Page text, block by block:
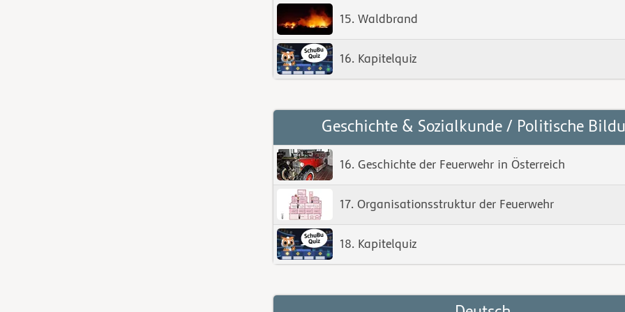
15. Waldbrand
16. Kapitelquiz
Geschichte & Sozialkunde / Politische
16. Geschichte der Feuerwehr in Österreich
17. Organisationsstruktur der Feuerwehr
18. Kapitelquiz